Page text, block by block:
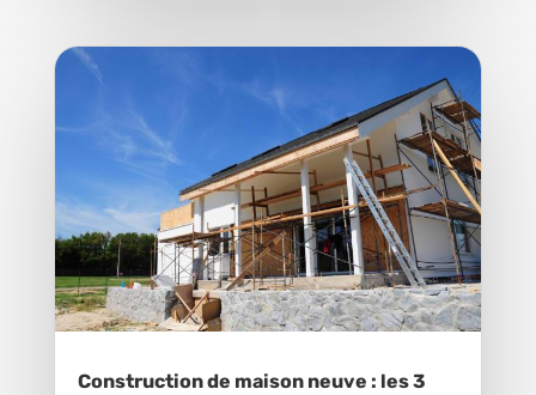
Construction de maison neuve : les 3